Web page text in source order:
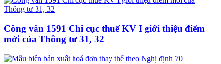
Công văn 1591 Chi cục thuế KV I giới thiệu điểm
mới của Thông tư 31, 32